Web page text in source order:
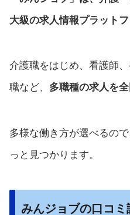
大級の求人情報プラットフ
介護職をはじめ、看護師
職など、 多職種の求人を
多様な働き方が選べるの
っと見つかります。
みんジョブの口コ